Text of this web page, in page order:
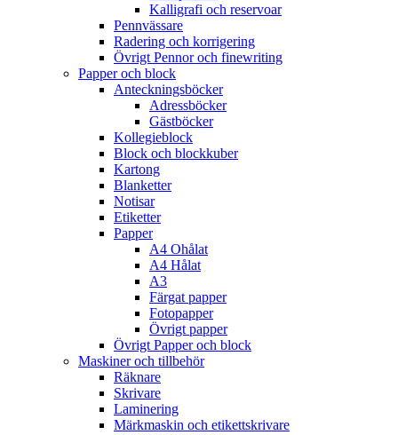
Kalligrafi och reservoar
Pennvässare
Radering och korrigering
Övrigt Pennor och finewriting
Papper och block
Anteckningsböcker
Adressböcker
Gästböcker
Kollegieblock
Block och blockkuber
Kartong
Blanketter
Notisar
Etiketter
Papper
A4 Ohålat
A4 Hålat
A3
Färgat papper
Fotopapper
Övrigt papper
Övrigt Papper och block
Maskiner och tillbehör
Räknare
Skrivare
Laminering
Märkmaskin och etikettskrivare